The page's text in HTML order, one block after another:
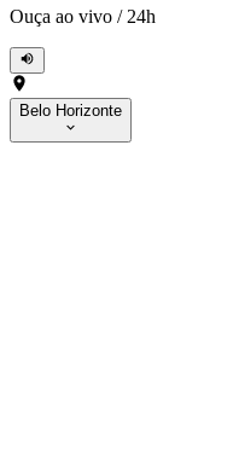
Ouça ao vivo / 24h
Belo Horizonte